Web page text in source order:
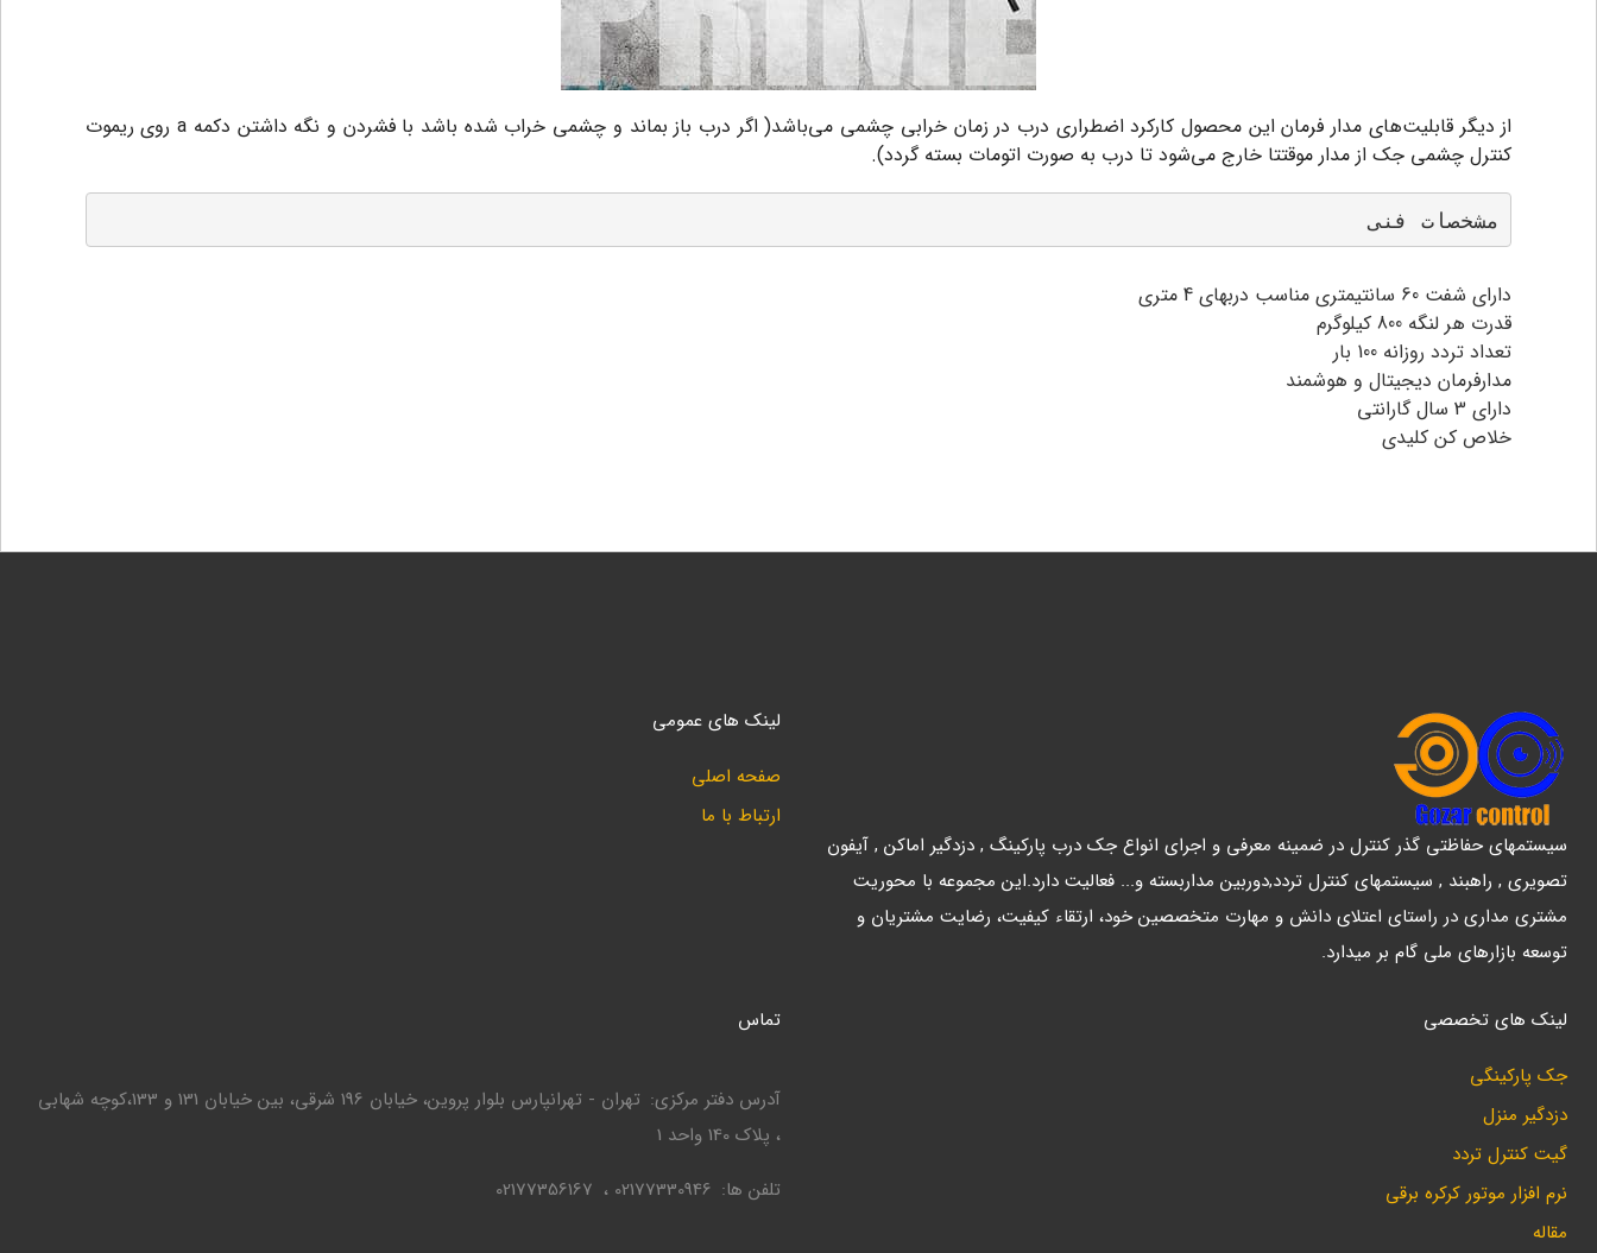
از دیگر قابلیت‌های مدار فرمان این محصول کارکرد اضطراری درب در زمان خرابی چشمی می‌باشد( اگر درب باز بماند و چشمی خراب شده باشد با فشردن و نگه داشتن دکمه a روی ریموت
کنترل چشمی جک از مدار موقتتا خارج می‌شود تا درب به صورت اتومات بسته گردد).
مشخصات فنی
دارای شفت 60 سانتیمتری مناسب دربهای 4 متری
قدرت هر لنگه 800 کیلوگرم
تعداد تردد روزانه 100 بار
مدارفرمان دیجیتال و هوشمند
دارای 3 سال گارانتی
خلاص کن کلیدی
سیستمهای حفاظتی گذر کنترل در ضمینه معرفی و اجرای انواع جک درب پارکینگ , دزدگیر اماکن , آیفون
تصویری , راهبند , سیستمهای کنترل تردد,دوربین مداربسته و... فعالیت دارد.این مجموعه با محوریت
مشتری مداری در راستای اعتلای دانش و مهارت متخصصین خود، ارتقاء کیفیت، رضایت مشتریان و
توسعه بازارهای ملی گام بر میدارد.
لینک های عمومی
صفحه اصلی
ارتباط با ما
لینک های تخصصی
جک پارکینگی
دزدگیر منزل
گیت کنترل تردد
نرم افزار موتور کرکره برقی
مقاله
تماس
آدرس دفتر مرکزی
تهران - تهرانپارس بلوار پروین، خیابان 196 شرقی، بین خیابان 131 و 133،کوچه شهابی
، پلاک 140 واحد 1
تلفن ها
02177330946
02177356167